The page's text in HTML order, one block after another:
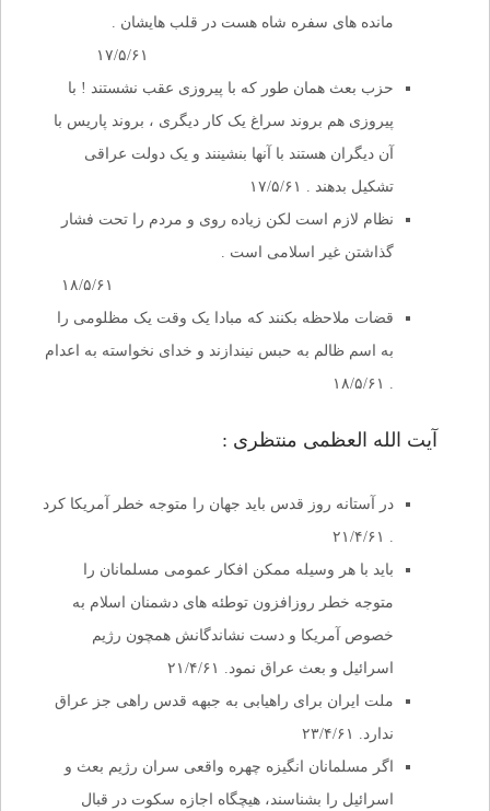
مانده های سفره شاه هست در قلب هایشان .
حزب بعث همان طور که با پیروزی عقب نشستند ! با
پیروزی هم بروند سراغ یک کار دیگری ، بروند پاریس با
آن دیگران هستند با آنها بنشینند و یک دولت عراقی
تشکیل بدهند . ۱۷/۵/۶۱
نظام لازم است لکن زیاده روی و مردم را تحت فشار
گذاشتن غیر اسلامی است .
قضات ملاحظه بکنند که مبادا یک وقت یک مظلومی را
به اسم ظالم به حبس نیندازند و خدای نخواسته به اعدام
. ۱۸/۵/۶۱
آیت الله العظمی منتظری :
در آستانه روز قدس باید جهان را متوجه خطر آمریکا کرد
. ۲۱/۴/۶۱
باید با هر وسیله ممکن افکار عمومی مسلمانان را
متوجه خطر روزافزون توطئه های دشمنان اسلام به
خصوص آمریکا و دست نشاندگانش همچون رژیم
اسرائیل و بعث عراق نمود. ۲۱/۴/۶۱
ملت ایران برای راهیابی به جبهه قدس راهی جز عراق
ندارد. ۲۳/۴/۶۱
اگر مسلمانان انگیزه چهره واقعی سران رژیم بعث و
اسرائیل را بشناسند، هیچگاه اجازه سکوت در قبال